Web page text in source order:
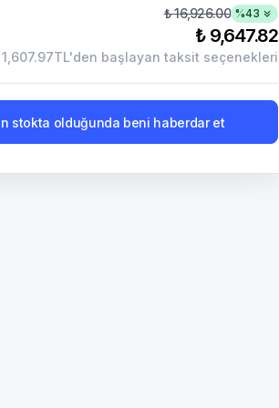
₺ 16,926.00 %43
₺ 9,647.82
1,607.97TL'den başlayan taksit seçenekleri
stokta olduğunda beni haberdar et